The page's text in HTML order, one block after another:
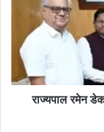
राज्यपाल रमेन